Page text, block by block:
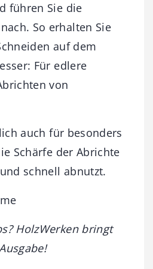
führen Sie die
So erhalten Sie
auf dem
Für edlere
von
auch für besonders
Schärfe der Abrichte
schnell abnutzt.
HolzWerken bringt